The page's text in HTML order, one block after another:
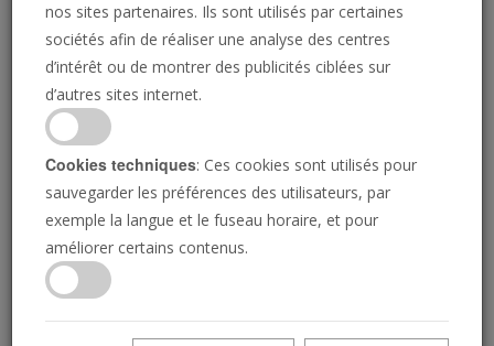
MEGA/GC IMAGES
La fin de la royauté
britannique ?
Combien de temps faudra-t-il encore avant que
nos sites partenaires. Ils sont utilisés par certaines
sociétés afin de réaliser une analyse des centres
d’intérêt ou de montrer des publicités ciblées sur
d’autres sites internet.
Cookies techniques: Ces cookies sont utilisés pour
sauvegarder les préférences des utilisateurs, par
exemple la langue et le fuseau horaire, et pour
améliorer certains contenus.